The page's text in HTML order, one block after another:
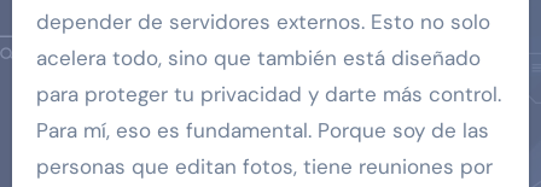
depender de servidores externos. Esto no solo
acelera todo, sino que también está diseñado
para proteger tu privacidad y darte más control.
Para mí, eso es fundamental. Porque soy de las
personas que editan fotos, tiene reuniones por